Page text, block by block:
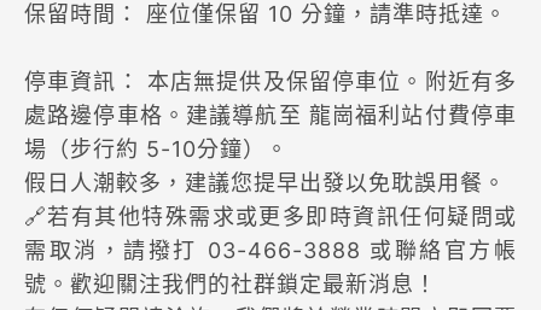
保留時間： 座位僅保留 10 分鐘，請準時抵達。
停車資訊： 本店無提供及保留停車位。附近有多
處路邊停車格。建議導航至 龍崗福利站付費停車
場（步行約 5-10分鐘）。
假日人潮較多，建議您提早出發以免耽誤用餐。
🔗若有其他特殊需求或更多即時資訊任何疑問或
需取消，請撥打 03-466-3888 或聯絡官方帳
號。歡迎關注我們的社群鎖定最新消息！